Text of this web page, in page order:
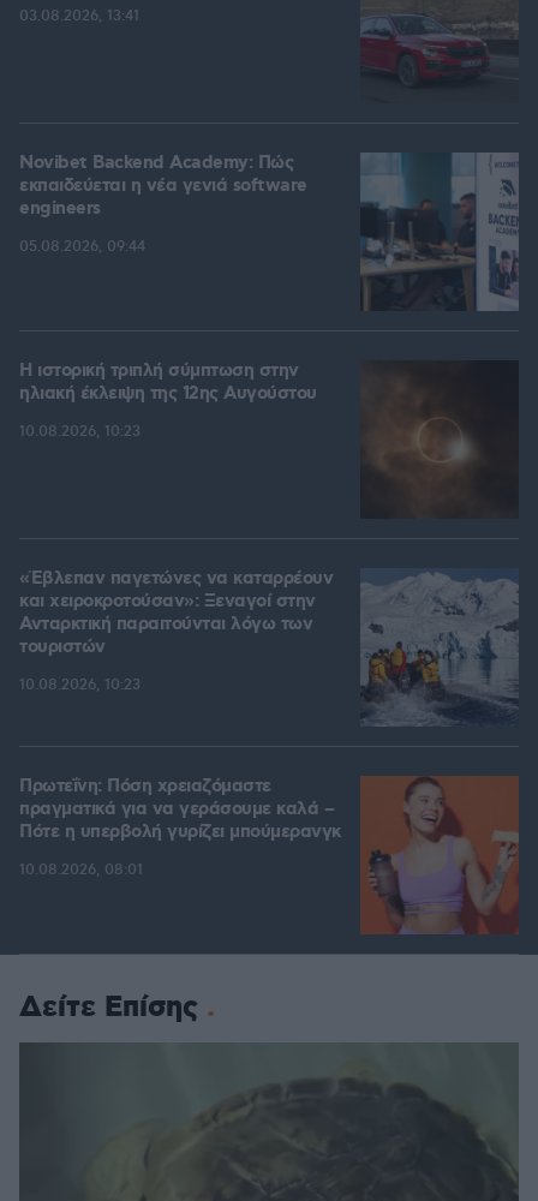
03.08.2026, 13:41
Novibet Backend Academy: Πώς
εκπαιδεύεται η νέα γενιά software
engineers
05.08.2026, 09:44
Η ιστορική τριπλή σύμπτωση στην
ηλιακή έκλειψη της 12ης Αυγούστου
10.08.2026, 10:23
«Έβλεπαν παγετώνες να καταρρέουν
και χειροκροτούσαν»: Ξεναγοί στην
Ανταρκτική παραιτούνται λόγω των
τουριστών
10.08.2026, 10:23
Πρωτεΐνη: Πόση χρειαζόμαστε
πραγματικά για να γεράσουμε καλά –
Πότε η υπερβολή γυρίζει μπούμερανγκ
10.08.2026, 08:01
Δείτε Επίσης